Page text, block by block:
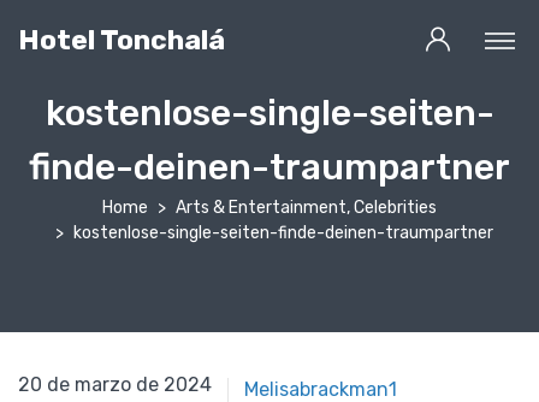
Hotel Tonchalá
kostenlose-single-seiten-
finde-deinen-traumpartner
Home
Arts & Entertainment, Celebrities
kostenlose-single-seiten-finde-deinen-traumpartner
20 de marzo de 2024 Melisabrackman1